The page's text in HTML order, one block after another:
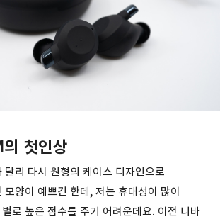
첫인상
달리 다시 원형의 케이스 디자인으로
모양이 예쁘긴 한데, 저는 휴대성이 많이
로 높은 점수를 주기 어려운데요. 이전 니바